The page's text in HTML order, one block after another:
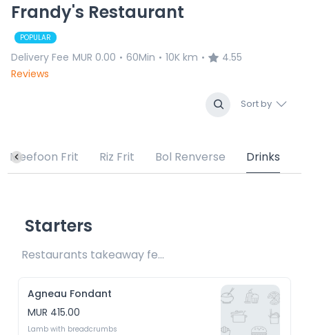
Frandy's Restaurant
POPULAR
Delivery Fee MUR 0.00 • 60Min • 10K km •
4.55
Reviews
Sort by
Meefoon Frit Riz Frit Bol Renverse Drinks
Starters
Restaurants takeaway fee Rs20 included
Agneau Fondant
MUR 415.00
Lamb with breadcrumbs